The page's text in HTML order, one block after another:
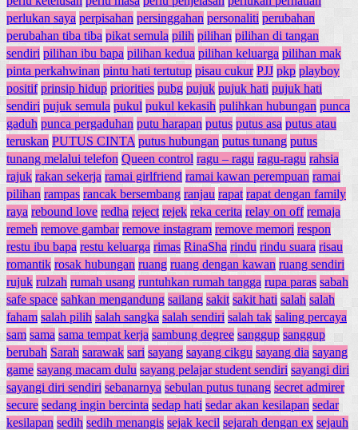
perlukan saya perpisahan persinggahan personaliti perubahan
perubahan tiba tiba pikat semula pilih pilihan pilihan di tangan
sendiri pilihan ibu bapa pilihan kedua pilihan keluarga pilihan mak
pinta perkahwinan pintu hati tertutup pisau cukur PJJ pkp playboy
positif prinsip hidup priorities pubg pujuk pujuk hati pujuk hati
sendiri pujuk semula pukul pukul kekasih pulihkan hubungan punca
gaduh punca pergaduhan putu harapan putus putus asa putus atau
teruskan PUTUS CINTA putus hubungan putus tunang putus
tunang melalui telefon Queen control ragu – ragu ragu-ragu rahsia
rajuk rakan sekerja ramai girlfriend ramai kawan perempuan ramai
pilihan rampas rancak bersembang ranjau rapat rapat dengan family
raya rebound love redha reject rejek reka cerita relay on off remaja
remeh remove gambar remove instagram remove memori respon
restu ibu bapa restu keluarga rimas RinaSha rindu rindu suara risau
romantik rosak hubungan ruang ruang dengan kawan ruang sendiri
rujuk rulzah rumah usang runtuhkan rumah tangga rupa paras sabah
safe space sahkan mengandung sailang sakit sakit hati salah salah
faham salah pilih salah sangka salah sendiri salah tak saling percaya
sam sama sama tempat kerja sambung degree sanggup sanggup
berubah Sarah sarawak sari sayang sayang cikgu sayang dia sayang
game sayang macam dulu sayang pelajar student sendiri sayangi diri
sayangi diri sendiri sebanarnya sebulan putus tunang secret admirer
secure sedang ingin bercinta sedap hati sedar akan kesilapan sedar
kesilapan sedih sedih menangis sejak kecil sejarah dengan ex sejauh